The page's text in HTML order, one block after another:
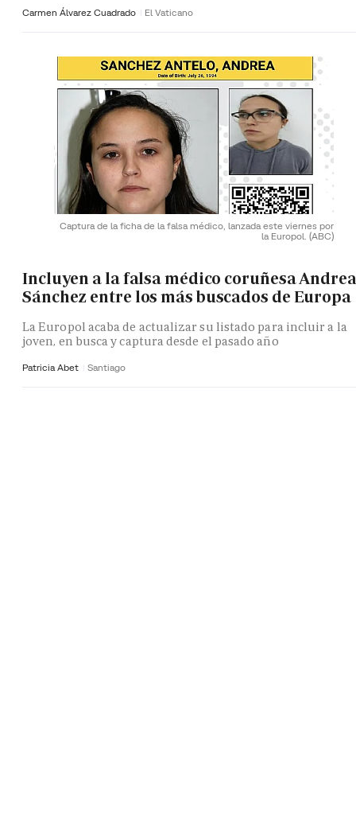
Carmen Álvarez Cuadrado El Vaticano
Captura de la ficha de la falsa médico, lanzada este viernes por
la Europol. (ABC)
Incluyen a la falsa médico coruñesa Andrea
Sánchez entre los más buscados de Europa
La Europol acaba de actualizar su listado para incluir a la
joven, en busca y captura desde el pasado año
Patricia Abet Santiago